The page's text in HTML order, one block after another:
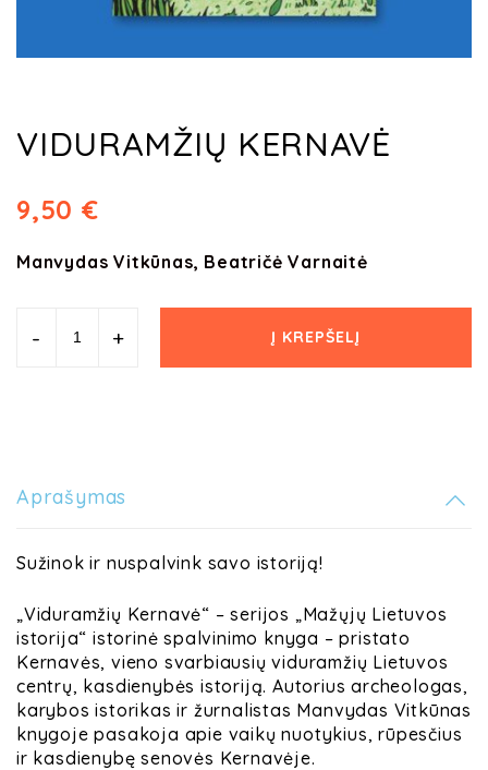
VIDURAMŽIŲ KERNAVĖ
9,50 €
Manvydas Vitkūnas, Beatričė Varnaitė
- + Į KREPŠELĮ
Aprašymas
Sužinok ir nuspalvink savo istoriją!
„Viduramžių Kernavė“ – serijos „Mažųjų Lietuvos
istorija“ istorinė spalvinimo knyga – pristato
Kernavės, vieno svarbiausių viduramžių Lietuvos
centrų, kasdienybės istoriją. Autorius archeologas,
karybos istorikas ir žurnalistas Manvydas Vitkūnas
knygoje pasakoja apie vaikų nuotykius, rūpesčius
ir kasdienybę senovės Kernavėje.